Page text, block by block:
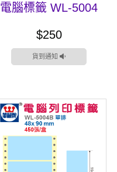
電腦標籤 WL-5004
$250
貨到通知